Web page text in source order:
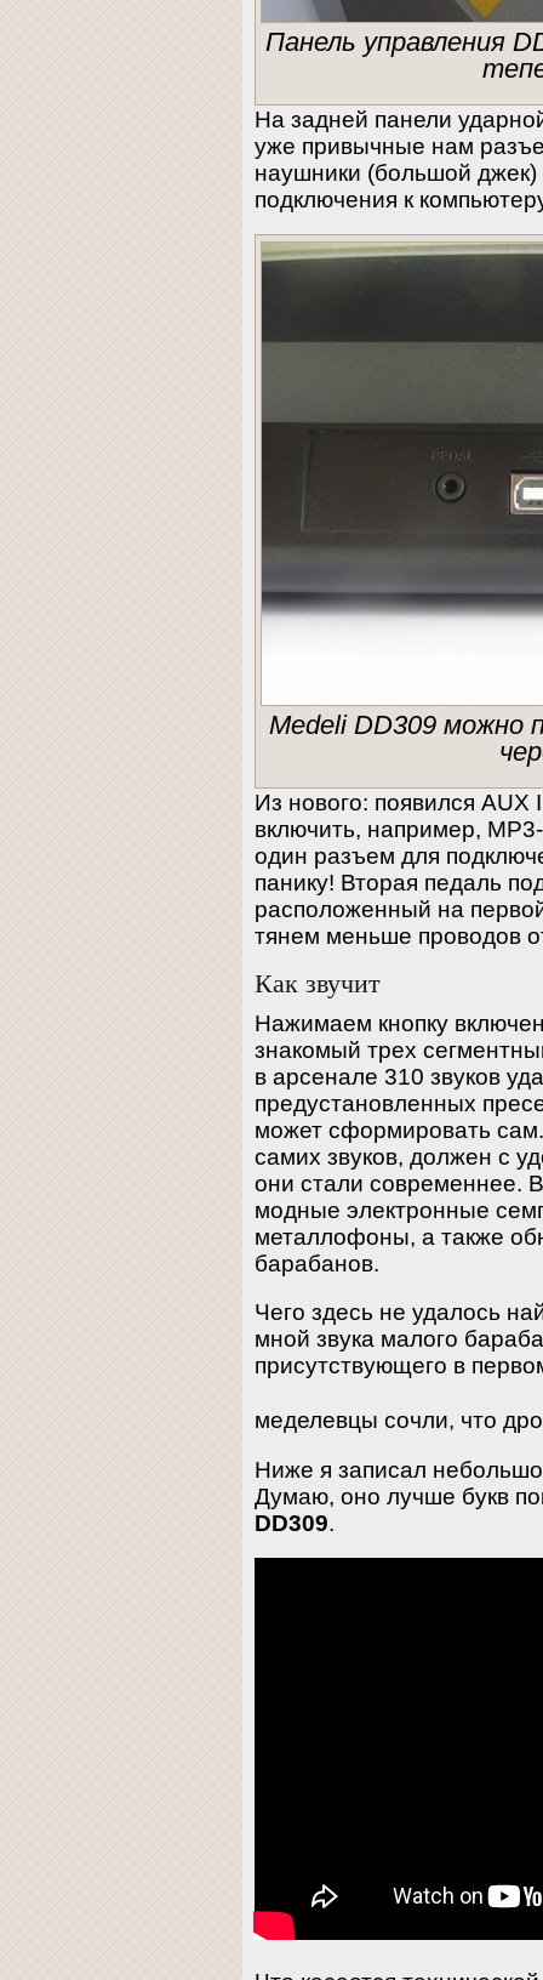
Панель управления
На задней панели
уже привычные нам
наушники (большой
подключения к
Medeli DD309 можно
Из нового: появился
включить, например,
один разъем для
панику! Вторая педаль
расположенный на
тянем меньше проводов
Как звучит
Нажимаем кнопку
знакомый трех
в арсенале 310 звуков
предустановленных
может сформировать сам.
самих звуков, должен с
они стали современнее.
модные электронные
металлофоны, а также
барабанов.
Чего здесь не удалось
мной звука малого
присутствующего в
меделевцы сочли, что
Ниже я записал
Думаю, оно лучше букв
DD309.